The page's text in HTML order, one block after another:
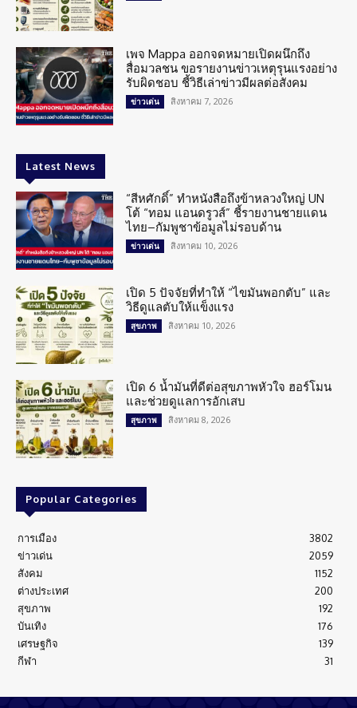
เพจ Mappa ออกจดหมายเปิดผนึกถึง
สื่อมวลชน ขอรายงานข่าวเหตุรุนแรงอย่าง
รับผิดชอบ ชี้วิธีเล่าข่าวมีผลต่อสังคม
ข่าวเด่น สิงหาคม 7, 2026
Latest News
“สีหศักดิ์” ทำหนังสือถึงข้าหลวงใหญ่ UN
โต้ “ทอม แอนดรูวส์” ชี้รายงานชายแดน
ไทย–กัมพูชาข้อมูลไม่รอบด้าน
ข่าวเด่น สิงหาคม 10, 2026
เปิด 5 ปัจจัยที่ทำให้ “ไขมันพอกตับ” และ
วิธีดูแลตับให้แข็งแรง
สุขภาพ สิงหาคม 10, 2026
เปิด 6 น้ำมันที่ดีต่อสุขภาพหัวใจ ฮอร์โมน
และช่วยดูแลการอักเสบ
สุขภาพ สิงหาคม 8, 2026
Popular Categories
การเมือง
3802
ข่าวเด่น
2059
สังคม
1152
ต่างประเทศ
200
สุขภาพ
192
บันเทิง
176
เศรษฐกิจ
139
กีฬา
31